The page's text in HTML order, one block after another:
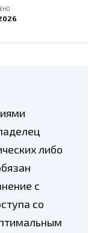
либо
с
со